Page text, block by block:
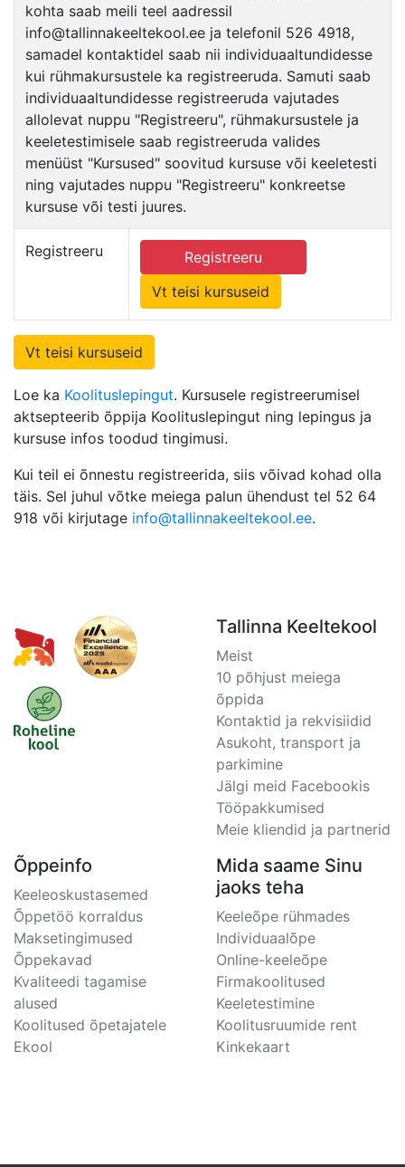
kohta saab meili teel aadressil
info@tallinnakeeltekool.ee ja telefonil 526 4918,
samadel kontaktidel saab nii individuaaltundidesse
kui rühmakursustele ka registreeruda. Samuti saab
individuaaltundidesse registreeruda vajutades
allolevat nuppu "Registreeru", rühmakursustele ja
keeletestimisele saab registreeruda valides
menüüst "Kursused" soovitud kursuse või keeletesti
ning vajutades nuppu "Registreeru" konkreetse
kursuse või testi juures.
Registreeru
Registreeru
Vt teisi kursuseid
Vt teisi kursuseid
Loe ka Koolituslepingut. Kursusele registreerumisel
aktsepteerib õppija Koolituslepingut ning lepingus ja
kursuse infos toodud tingimusi.
Kui teil ei õnnestu registreerida, siis võivad kohad olla
täis. Sel juhul võtke meiega palun ühendust tel 52 64
918 või kirjutage info@tallinnakeeltekool.ee.
Tallinna Keeltekool
Meist
10 põhjust meiega
õppida
Kontaktid ja rekvisiidid
Asukoht, transport ja
parkimine
Jälgi meid Facebookis
Tööpakkumised
Meie kliendid ja partnerid
Õppeinfo
Keeleoskustasemed
Õppetöö korraldus
Maksetingimused
Õppekavad
Kvaliteedi tagamise
alused
Koolitused õpetajatele
Ekool
Mida saame Sinu
jaoks teha
Keeleõpe rühmades
Individuaalõpe
Online-keeleõpe
Firmakoolitused
Keeletestimine
Koolitusruumide rent
Kinkekaart